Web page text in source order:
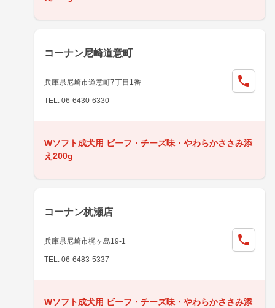
コーナン尼崎道意町
兵庫県尼崎市道意町7丁目1番
TEL: 06-6430-6330
Wソフト成犬用 ビーフ・チーズ味・やわらかささみ添
え200g
コーナン杭瀬店
兵庫県尼崎市梶ヶ島19-1
TEL: 06-6483-5337
Wソフト成犬用 ビーフ・チーズ味・やわらかささみ添